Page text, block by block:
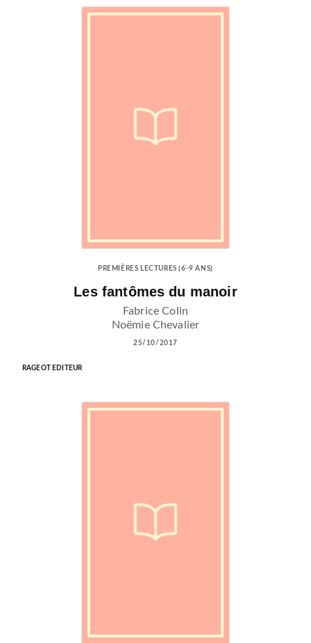
PREMIÈRES LECTURES (6-9 ANS)
Les fantômes du manoir
Fabrice Colin
Noëmie Chevalier
25/10/2017
RAGEOT EDITEUR